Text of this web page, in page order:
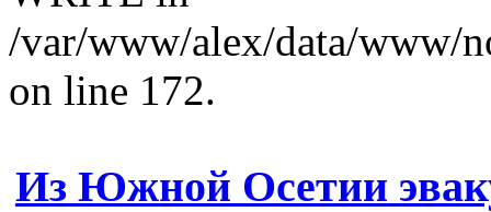
/var/www/alex/data/www/
on line 172.
Из Южной Осетии